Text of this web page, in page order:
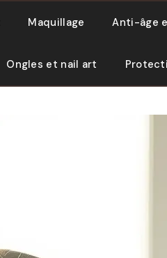
Maquillage Anti-âge
Ongles et nail art